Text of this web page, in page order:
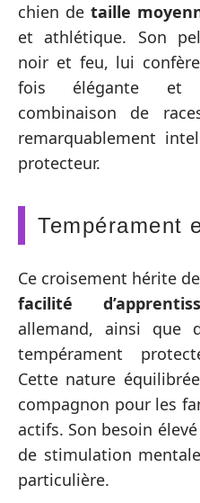
chien de taille
et athlétique. Son
noir et feu, lui
fois élégante et
combinaison de
remarquablement
protecteur.
Tempérament
Ce croisement hérite
facilité
allemand, ainsi que
tempérament
Cette nature
compagnon pour les
actifs. Son besoin
de stimulation
particulière.